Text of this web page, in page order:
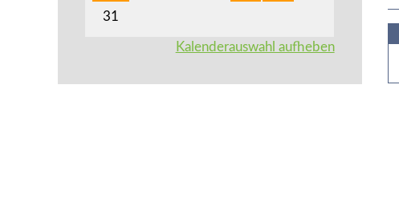
31
Kalenderauswahl aufheben